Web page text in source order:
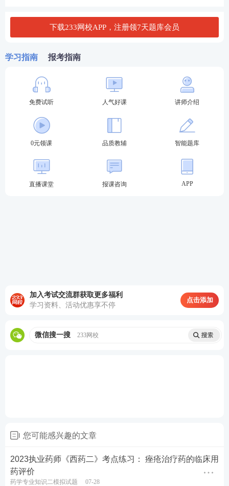
E. 宫血宁胶囊
3
精品班：适合需强化巩固的考生，1年有效期
★推荐：加执业药师学霸君微信【ks233wx7】
下载233网校APP，注册领7天题库会员
学习指南 报考指南
免费试听 人气好课 讲师介绍
0元领课 品质教辅 智能题库
直播课堂 报课咨询 APP
加入考试交流群获取更多福利
学习资料、活动优惠享不停
点击添加
微信搜一搜 233网校
您可能感兴趣的文章
2023执业药师《西药二》考点练习： 痤疮治疗药的临床用
药评价
药学专业知识二模拟试题 07-28